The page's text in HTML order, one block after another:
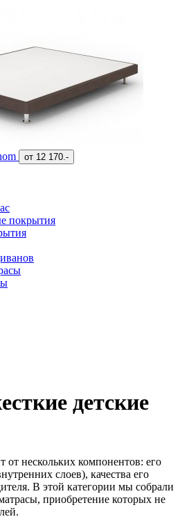
от 12 170.-
покрытия
детские
от нескольких компонентов: его
слоев), качества его
В этой категории мы собрали
приобретение которых не